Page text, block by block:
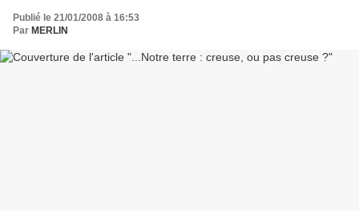
Publié le 21/01/2008 à 16:53
Par MERLIN